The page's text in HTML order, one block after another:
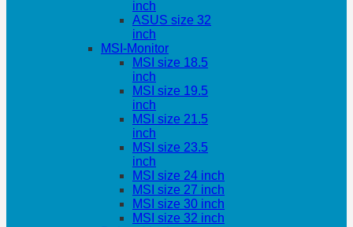
inch
ASUS size 32
inch
MSI-Monitor
MSI size 18.5
inch
MSI size 19.5
inch
MSI size 21.5
inch
MSI size 23.5
inch
MSI size 24 inch
MSI size 27 inch
MSI size 30 inch
MSI size 32 inch